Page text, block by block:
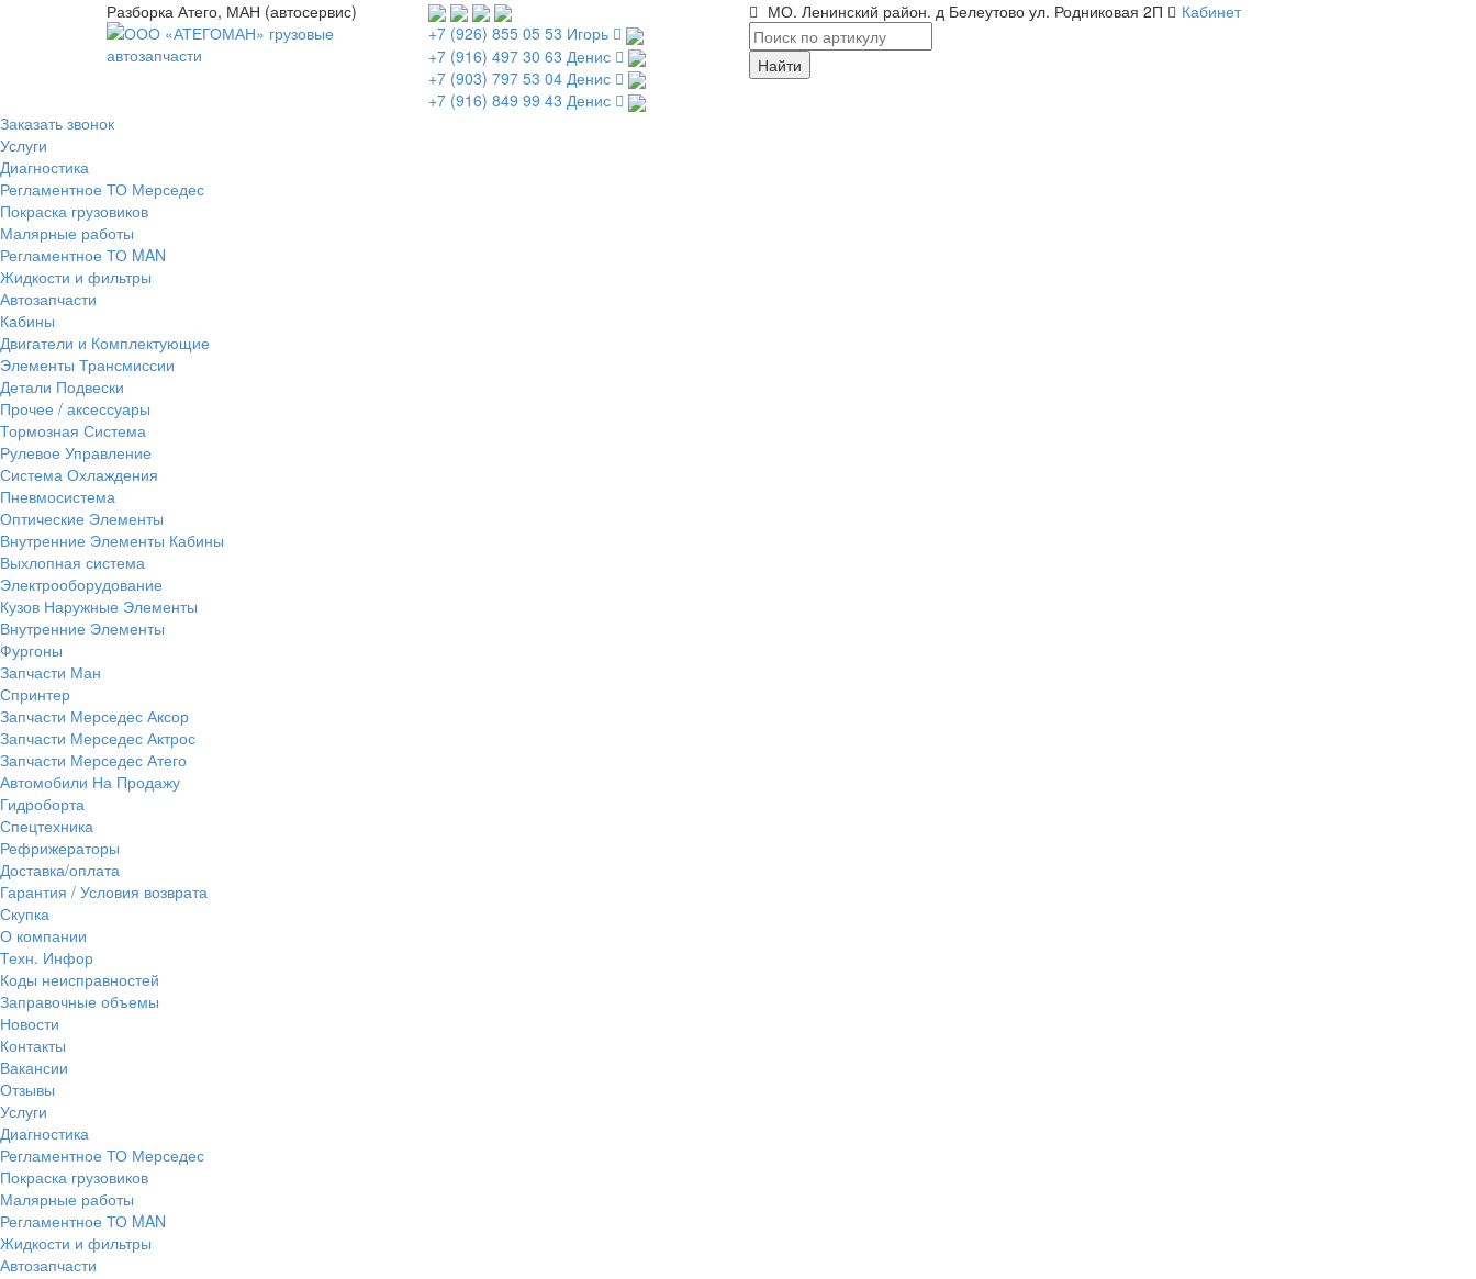
Разборка Атего, МАН (автосервис) МО. Ленинский район. д Белеутово ул. Родниковая 2П
Кабинет
+7 (926) 855 05 53 Игорь
+7 (916) 497 30 63 Денис
+7 (903) 797 53 04 Денис
+7 (916) 849 99 43 Денис
Заказать звонок
Услуги
Диагностика
Регламентное ТО Мерседес
Покраска грузовиков
Малярные работы
Регламентное ТО MAN
Жидкости и фильтры
Автозапчасти
Кабины
Двигатели и Комплектующие
Элементы Трансмиссии
Детали Подвески
Прочее / аксессуары
Тормозная Система
Рулевое Управление
Система Охлаждения
Пневмосистема
Оптические Элементы
Внутренние Элементы Кабины
Выхлопная система
Электрооборудование
Кузов Наружные Элементы
Внутренние Элементы
Фургоны
Запчасти Ман
Спринтер
Запчасти Мерседес Аксор
Запчасти Мерседес Актрос
Запчасти Мерседес Атего
Автомобили На Продажу
Гидроборта
Спецтехника
Рефрижераторы
Доставка/оплата
Гарантия / Условия возврата
Скупка
О компании
Техн. Инфор
Коды неисправностей
Заправочные объемы
Новости
Контакты
Вакансии
Отзывы
Услуги
Диагностика
Регламентное ТО Мерседес
Покраска грузовиков
Малярные работы
Регламентное ТО MAN
Жидкости и фильтры
Автозапчасти